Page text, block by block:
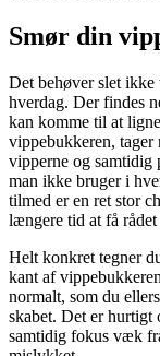
Smør din
Det behøver slet
hverdag. Der findes
kan komme til at
vippebukkeren,
vipperne og samtidig
man ikke bruger i
tilmed er en ret stor
længere tid at få rådet
Helt konkret tegner
kant af
normalt, som du
skabet. Det er hurtigt
samtidig fokus væk